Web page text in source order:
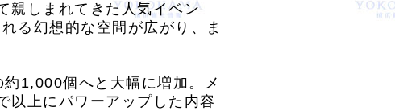
親しまれてきた人気イベン
る幻想的な空間が広がり、ま
1,000個へと大幅に増加。メ
以上にパワーアップした内容